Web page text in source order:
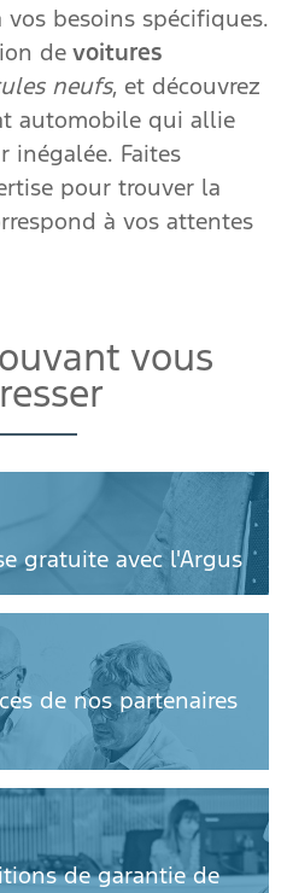
besoins spécifiques.
de voitures
neufs, et découvrez
automobile qui allie
inégalée. Faites
pour trouver la
à vos attentes
vous
gratuite avec l'Argus
de nos partenaires
de garantie de